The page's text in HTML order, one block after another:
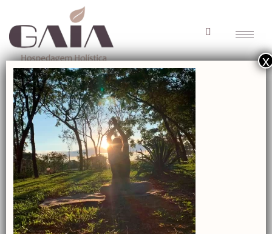
gaia-
gaia-
x